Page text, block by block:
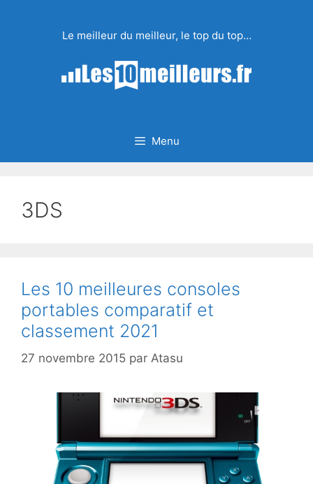
Le meilleur du meilleur, le top du top…
Menu
3DS
Les 10 meilleures consoles
portables comparatif et
classement 2021
27 novembre 2015 par Atasu